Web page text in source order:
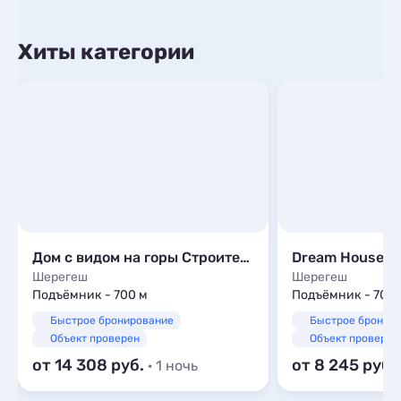
Хиты категории
Дом с видом на горы Строителей, 33
Шерегеш
Подъёмник - 700 м
Быстрое бронирование
Объект проверен
от 14 308 · 1 ночь
Dream House
Шерегеш
Подъёмник - 700
Быстрое
Объект проверен
от 8 245